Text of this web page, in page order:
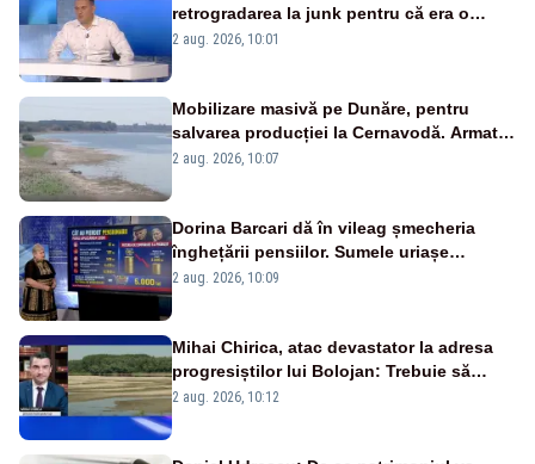
retrogradarea la junk pentru că era o
catastrofă pentru bănci și fondurile de
2 aug. 2026, 10:01
Mobilizare masivă pe Dunăre, pentru
salvarea producției la Cernavodă. Armata
va detona o stâncă și va devia apa
2 aug. 2026, 10:07
Dorina Barcari dă în vileag șmecheria
înghețării pensiilor. Sumele uriașe
pierdute de fiecare român
2 aug. 2026, 10:09
Mihai Chirica, atac devastator la adresa
progresiștilor lui Bolojan: Trebuie să
protejăm și natura, dar nu șținem omaneii
2 aug. 2026, 10:12